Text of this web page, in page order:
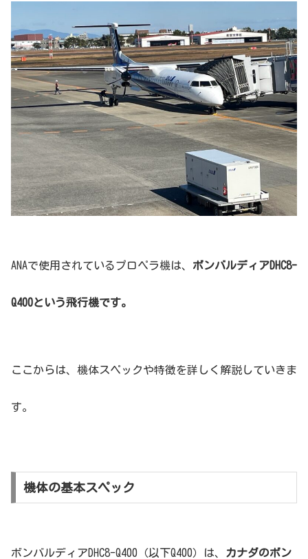
ANAで使用されているプロペラ機は、 ボンバルディアDHC8-
Q400という飛行機です。
ここからは、機体スペックや特徴を詳しく解説していきま
す。
機体の基本スペック
ボンバルディアDHC8-Q400（以下Q400）は、 カナダのボン